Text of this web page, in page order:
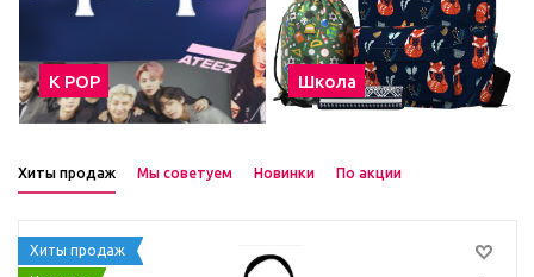
К POP Школа
Хиты продаж Мы советуем Новинки По акции
Хиты продаж